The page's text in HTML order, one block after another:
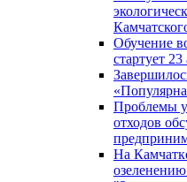
Обучение
стартует 23
Проблемы
отходов
На